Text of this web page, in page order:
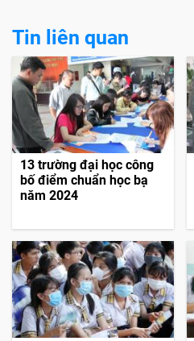
Tin liên quan
13 trường đại học công
bố điểm chuẩn học bạ
năm 2024